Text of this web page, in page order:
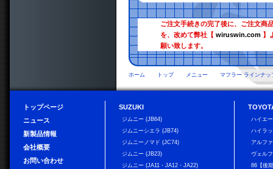
ご注文手続きの完了後に、ご注文商
を、改めて弊社【wiruswin.com 】
願い致します。
ホーム トップ メニュー マフラー ラインナッ
トップページ
ニュース
新製品情報
会社概要
お問い合わせ
SUZUKI
ジムニー (JB64)
ジムニーシエラ (JB74)
ジムニーノマド (JC74)
ジムニー (JB23)
ジムニー (JA11・JA12・JA22)
ハイエ
ハイラ
アルフ
ヴェル
86【後